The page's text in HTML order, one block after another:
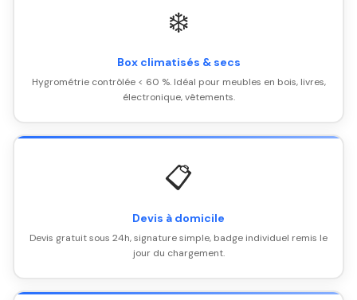
❄️
Box climatisés & secs
Hygrométrie contrôlée < 60 %. Idéal pour meubles en bois, livres,
électronique, vêtements.
📋
Devis à domicile
Devis gratuit sous 24h, signature simple, badge individuel remis le
jour du chargement.